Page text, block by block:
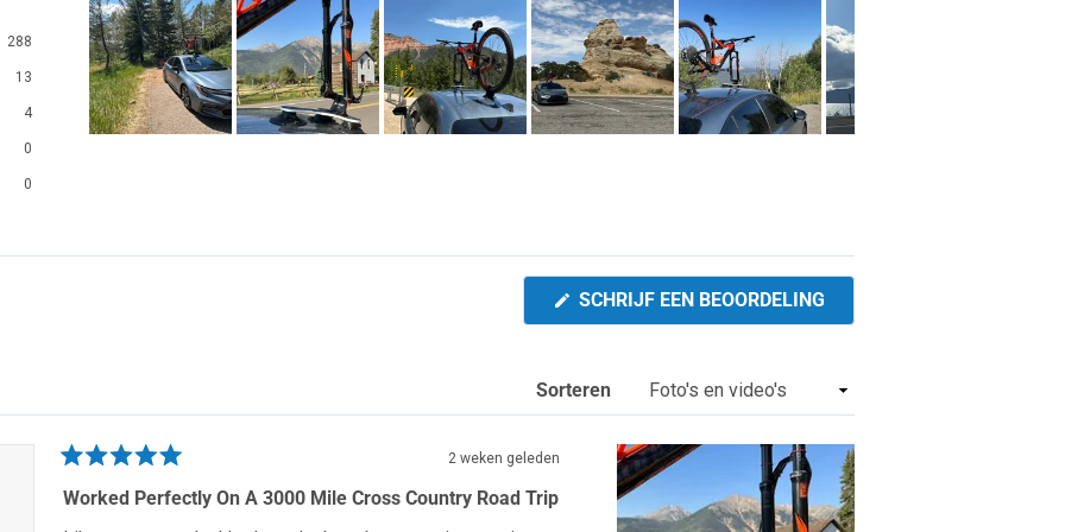
288
13
4
0
0
SCHRIJF EEN BEOORDELING
Sorteren
met
2 weken geleden
Worked Perfectly On A 3000 Mile Cross Country Road Trip